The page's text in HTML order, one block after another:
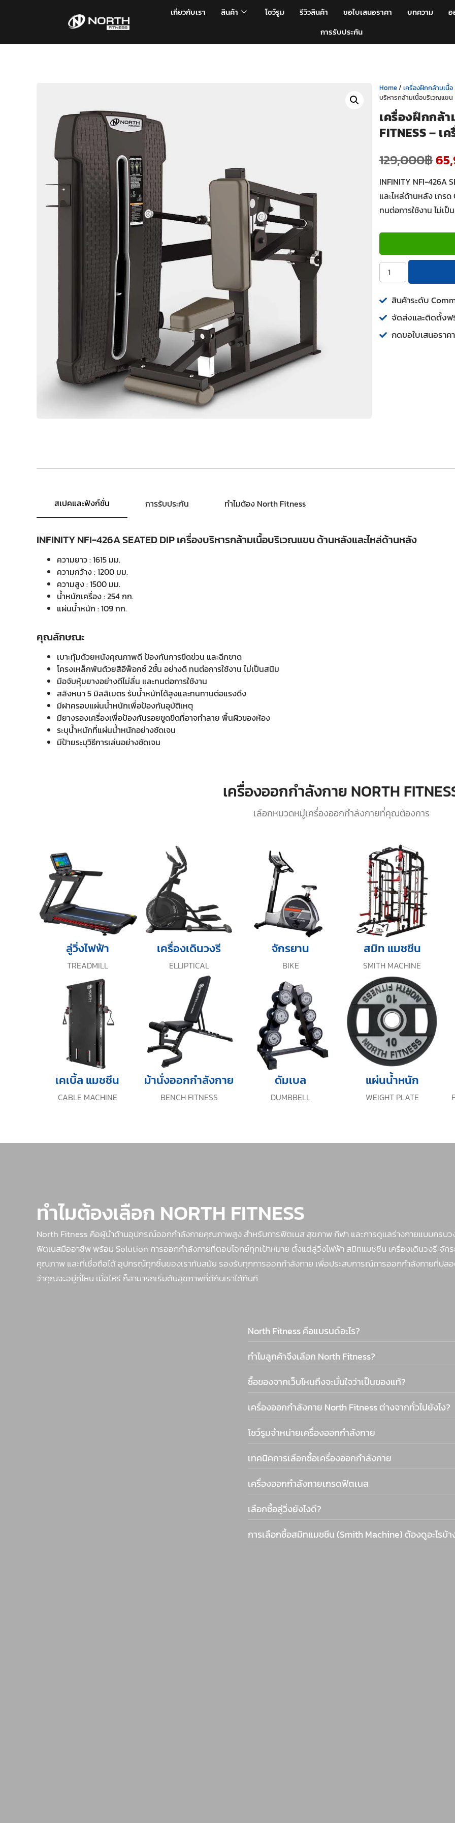
เกี่ยวกับเรา สินค้า โชว์รูม รีวิวสินค้า ขอใบเสนอราคา บทความ
อ
การรับประกัน
Home/ เครื่องฝึกกล้ามเนื้อ
บริหารกล้ามเนื้อบริเวณแขน
เครื่องฝึกกล้า
FITNESS –
129,000฿
INFINITY NFI-426A
และไหล่ด้านหลัง เกร
ทนต่อการใช้งาน ไม่เป็
สินค้าระดับ
จัดส่งและติดตั้งฟ
กดขอใบเสนอราคา
สเปคและฟังก์ชั่น การรับประกัน ทำไมต้อง North Fitness
INFINITY NFI-426A SEATED DIP เครื่องบริหารกล้ามเนื้อบริเวณแขน ด้านหลังและไหล่ด้านหลัง
ความยาว : 1615 มม.
ความกว้าง : 1200 มม.
ความสูง : 1500 มม.
น้ำหนักเครื่อง : 254 กก.
แผ่นน้ำหนัก : 109 กก.
คุณลักษณะ
เบาะทุ้มด้วยหนังคุณภาพดี ป้องกันการขีดข่วน และฉีกขาด
โครงเหล็กพ้นด้วยสีอีพ็อกซ์ 2ชั้น อย่างดี ทนต่อการใช้งาน ไม่เป็นสนิม
มือจับหุ้มยางอย่างดีไม่ลื่น และทนต่อการใช้งาน
สลิงหนา 5 มิลลิเมตร รับน้ำหนักได้สูงและทนทานต่อแรงดึง
มีฝาครอบแผ่นน้ำหนักเพื่อป้องกันอุบัติเหตุ
มียางรองเครื่องเพื่อป้องกันรอยขูดขีดที่อาจทำลาย พื้นผิวของห้อง
ระบุน้ำหนักที่แผ่นน้ำหนักอย่างชัดเจน
มีป้ายระบุวิธีการเล่นอย่างชัดเจน
เลือกหมวดหมู่เครื่องออกกำลังกายที่คุณต้องการ
เครื่องออกกำลังกาย NORTH
TREADMILL
ลู่วิ่งไฟฟ้า
ELLIPTICAL
เครื่องเดินวงรี
BIKE
จักรยาน
SMITH MACHINE
สมิท แมชชีน
CABLE MACHINE
เคเบิ้ล แมชชีน
BENCH FITNESS
ม้านั่งออกกำลังกาย
DUMBBELL
ดัมเบล
WEIGHT PLATE
แผ่นน้ำหนัก
ทำไมต้องเลือก NORTH FITNESS
North Fitness คือผู้นำด้านอุปกรณ์ออกกำลังกายคุณภาพสูง สำหรับการฟิตเนส สุขภาพ กีฬา และการดูแลร่างกายแบบครบว
ฟิตเนสมืออาชีพ พร้อม Solution การออกกำลังกายที่ตอบโจทย์ทุกเป้าหมาย ตั้งแต่ลู่วิ่งไฟฟ้า สมิทแมชชีน เครื่องเดินวงรี จัก
คุณภาพ และที่เชื่อถือได้ อุปกรณ์ทุกชิ้นของเราทันสมัย รองรับทุกการออกกำลังกาย เพื่อประสบการณ์การออกกำลังกายที่ปลอ
ว่าคุณจะอยู่ที่ไหน เมื่อไหร่ ก็สามารถเริ่มต้นสุขภาพที่ดีกับเราได้ทันที
North Fitness คือแบรนด์อะไร?
ทำไมลูกค้าจึงเลือก North Fitness?
ซื้อของจากเว็บไหนถึงจะมั่นใจว่าเป็นของแท้?
เครื่องออกกำลังกาย North Fitness ต่างจากทั่วไปยังไง?
โชว์รูมจำหน่ายเครื่องออกกำลังกาย
เทคนิคการเลือกซื้อเครื่องออกกำลังกาย
เครื่องออกกำลังกายเกรดฟิตเนส
เลือกซื้อลู่วิ่งยังไงดี?
การเลือกซื้อสมิทแมชชีน (Smith Machine) ต้องดูอะไรบ้า